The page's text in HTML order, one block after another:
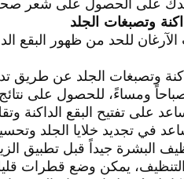
وتصبغات الجلد
للحد من ظهور البقع
وتصبغات الجلد عن طريق
ومساءً، للحصول على
على تفتيح البقع الداكنة
في تجديد خلايا الجلد
البشرة جيداً قبل
التنظيف، يمكن وضع قطرات